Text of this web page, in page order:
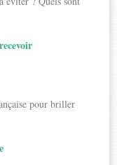
pour briller